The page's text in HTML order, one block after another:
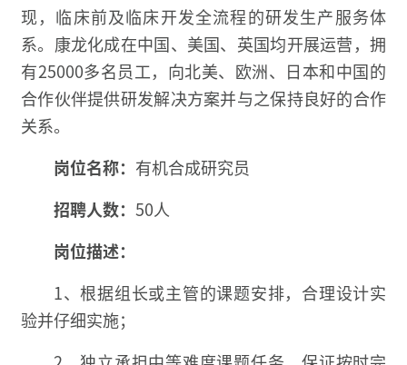
现，临床前及临床开发全流程的研发生产服务体
系。康龙化成在中国、美国、英国均开展运营，拥
有25000多名员工，向北美、欧洲、日本和中国的
合作伙伴提供研发解决方案并与之保持良好的合作
关系。
岗位名称： 有机合成研究员
招聘人数： 50人
岗位描述：
1、根据组长或主管的课题安排，合理设计实
验并仔细实施；